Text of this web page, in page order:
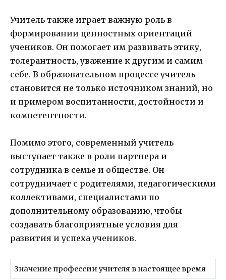
Учитель также играет важную роль в
формировании ценностных ориентаций
учеников. Он помогает им развивать этику,
толерантность, уважение к другим и самим
себе. В образовательном процессе учитель
становится не только источником знаний, но
и примером воспитанности, достойности и
компетентности.
Помимо этого, современный учитель
выступает также в роли партнера и
сотрудника в семье и обществе. Он
сотрудничает с родителями, педагогическими
коллективами, специалистами по
дополнительному образованию, чтобы
создавать благоприятные условия для
развития и успеха учеников.
Значение профессии учителя в настоящее время